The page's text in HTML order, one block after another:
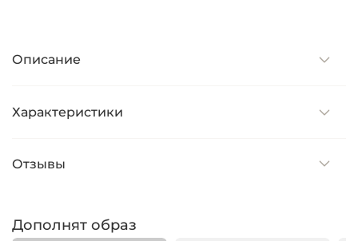
Описание
Характеристики
Отзывы
Дополнят образ